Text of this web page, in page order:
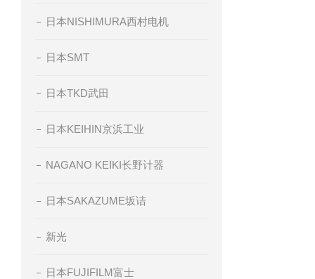
日本NISHIMURA西村电机
日本SMT
日本TKD武田
日本KEIHIN京浜工业
NAGANO KEIKI长野计器
日本SAKAZUME坂诘
新光
日本FUJIFILM富士